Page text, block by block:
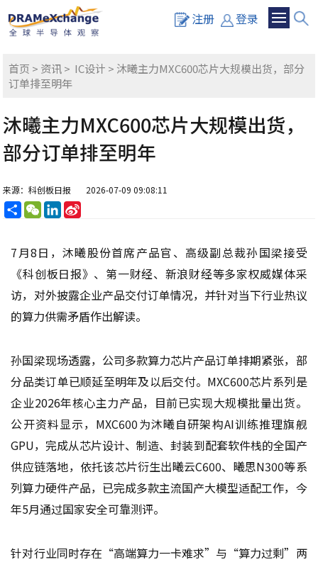
注册 登录
首页 > 资讯> IC设计 > 沐曦主力MXC600芯片大规模出货，部分
订单排至明年
沐曦主力MXC600芯片大规模出货，
部分订单排至明年
来源：科创板日报 2026-07-09 09:08:11
分
享
WeChatLinkedIn
7月8日，沐曦股份首席产品官、高级副总裁孙国梁接受
《科创板日报》、第一财经、新浪财经等多家权威媒体采
访，对外披露企业产品交付订单情况，并针对当下行业热议
的算力供需矛盾作出解读。
孙国梁现场透露，公司多款算力芯片产品订单排期紧张，部
分品类订单已顺延至明年及以后交付。MXC600芯片系列是
企业2026年核心主力产品，目前已实现大规模批量出货。
公开资料显示，MXC600为沐曦自研架构AI训练推理旗舰
GPU，完成从芯片设计、制造、封装到配套软件栈的全国产
供应链落地，依托该芯片衍生出曦云C600、曦思N300等系
列算力硬件产品，已完成多款主流国产大模型适配工作，今
年5月通过国家安全可靠测评。
针对行业同时存在“高端算力一卡难求”与“算力过剩”两